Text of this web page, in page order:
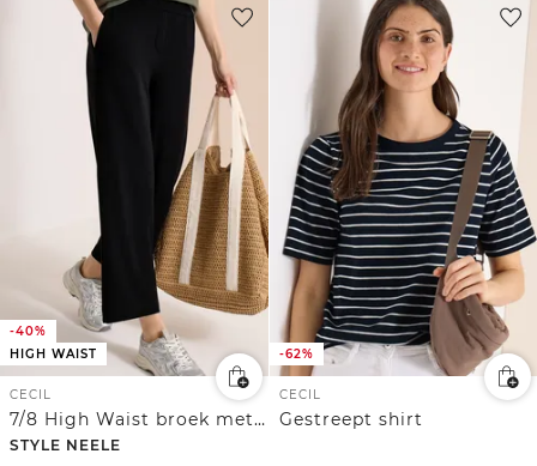
-40%
HIGH WAIST
CECIL
7/8 High Waist broek met wijde pijpen in Loose Fit
STYLE NEELE
-62%
CECIL
Gestreept shirt